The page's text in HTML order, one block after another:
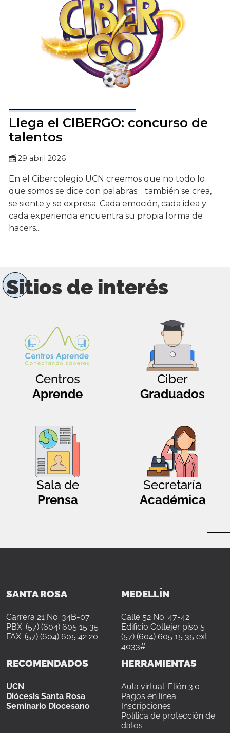
Llega el CIBERGO: concurso de
talentos
29 abril 2026
En el Cibercolegio UCN creemos que no todo lo
que somos se dice con palabras… también se crea,
se siente y se expresa. Cada emoción, cada idea y
cada experiencia encuentra su propia forma de
hacers...
Sitios de interés
Centros
Aprende
Ciber
Graduados
Sala de
Prensa
Secretaría
Académica
SANTA ROSA
Carrera 21 No. 34B-07
PBX: (57) (604) 605 15 35
FAX: (57) (604) 605 42 20
MEDELLÍN
Calle 52 No. 47-42
Edificio Coltejer piso 5
(57) (604) 605 15 35 ext.
4033#
RECOMENDADOS
UCN
Diócesis Santa Rosa
Seminario Diocesano
HERRAMIENTAS
Aula virtual: Elión 3.0
Pagos en línea
Inscripciones
Política de protección de
datos